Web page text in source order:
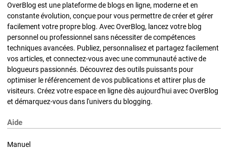
OverBlog est une plateforme de blogs en ligne, moderne et en
constante évolution, conçue pour vous permettre de créer et gérer
facilement votre propre blog. Avec OverBlog, lancez votre blog
personnel ou professionnel sans nécessiter de compétences
techniques avancées. Publiez, personnalisez et partagez facilement
vos articles, et connectez-vous avec une communauté active de
blogueurs passionnés. Découvrez des outils puissants pour
optimiser le référencement de vos publications et attirer plus de
visiteurs. Créez votre espace en ligne dès aujourd'hui avec OverBlog
et démarquez-vous dans l'univers du blogging.
Aide
Manuel